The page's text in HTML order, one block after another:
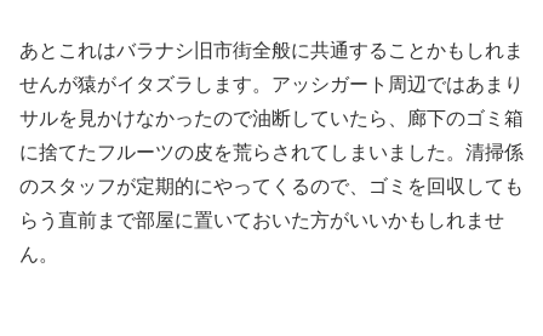
あとこれはバラナシ旧市街全般に共通することかもしれま
せんが猿がイタズラします。アッシガート周辺ではあまり
サルを見かけなかったので油断していたら、廊下のゴミ箱
に捨てたフルーツの皮を荒らされてしまいました。清掃係
のスタッフが定期的にやってくるので、ゴミを回収しても
らう直前まで部屋に置いておいた方がいいかもしれませ
ん。